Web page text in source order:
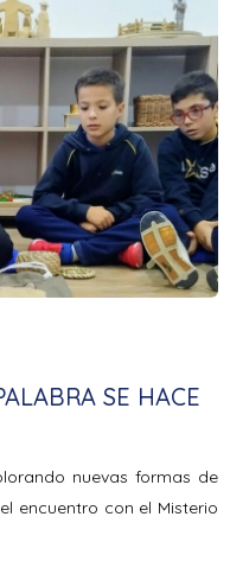
SE HACE
nuevas formas de
encuentro con el Misterio